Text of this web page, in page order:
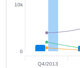
0
10k
Q4/2013